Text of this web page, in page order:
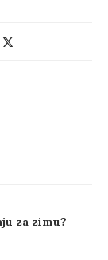
za zimu?